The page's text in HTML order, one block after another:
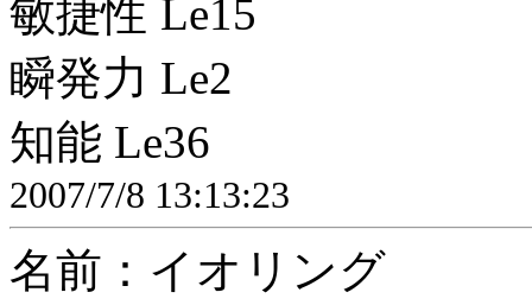
敏捷性 Le15
瞬発力 Le2
知能 Le36
2007/7/8 13:13:23
名前：イオリング